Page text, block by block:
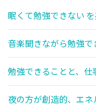
眠くて勉強できない
音楽聞きながら勉強
勉強できることと、
夜の方が創造的、エ